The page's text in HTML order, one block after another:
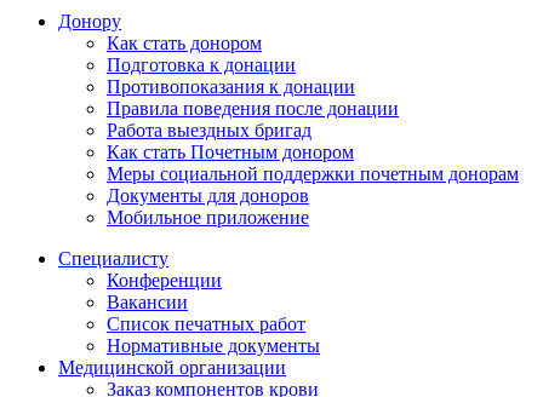
Донору
Как стать донором
Подготовка к донации
Противопоказания к донации
Правила поведения после донации
Работа выездных бригад
Как стать Почетным донором
Меры социальной поддержки почетным донорам
Документы для доноров
Мобильное приложение
Специалисту
Конференции
Вакансии
Список печатных работ
Нормативные документы
Медицинской организации
Заказ компонентов крови